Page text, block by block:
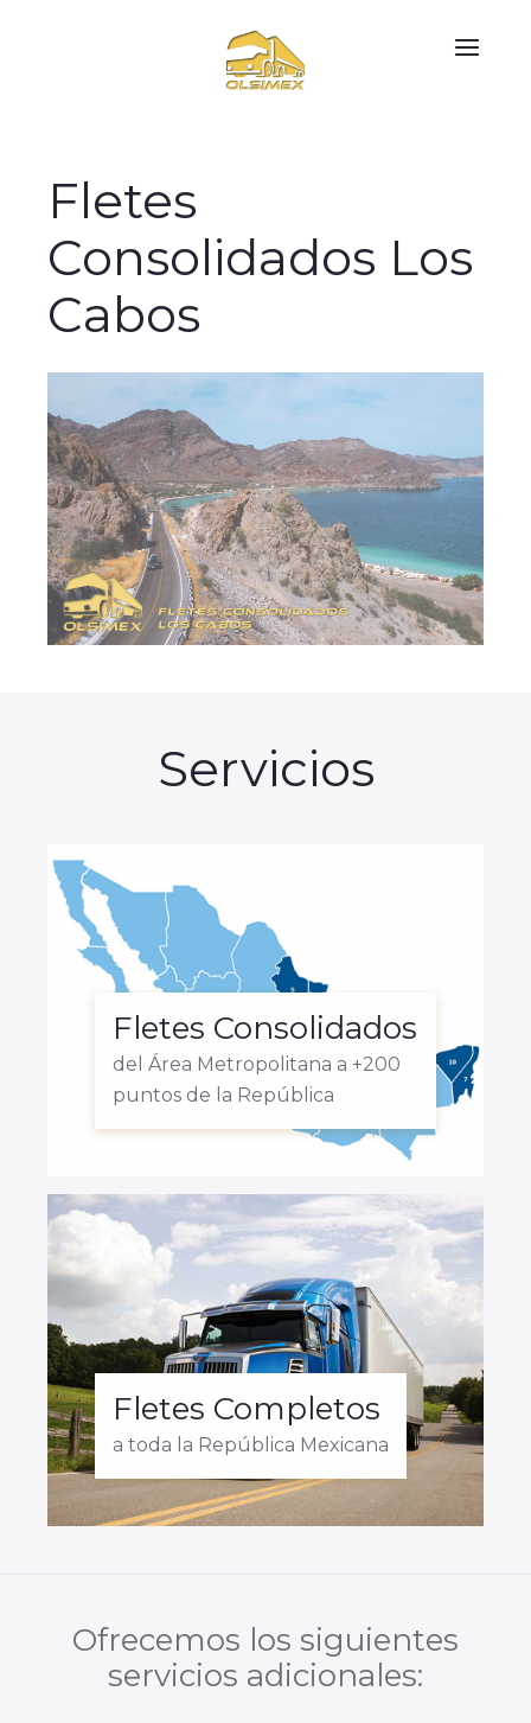
Fletes
Consolidados Los
Cabos
Servicios
Fletes Consolidados
del Área Metropolitana a +200
puntos de la República
Fletes Completos
a toda la República Mexicana
Ofrecemos los siguientes
servicios adicionales: